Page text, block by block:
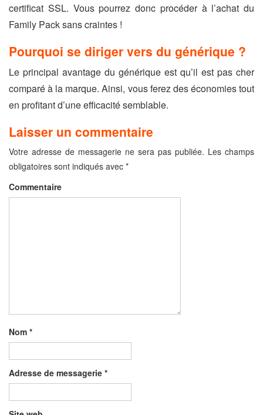
certificat SSL. Vous pourrez donc procéder à l’achat du
Family Pack sans craintes !
Pourquoi se diriger vers du générique ?
Le principal avantage du générique est qu’il est pas cher
comparé à la marque. Ainsi, vous ferez des économies tout
en profitant d’une efficacité semblable.
Laisser un commentaire
Votre adresse de messagerie ne sera pas publiée. Les champs
obligatoires sont indiqués avec *
Commentaire
Nom *
Adresse de messagerie *